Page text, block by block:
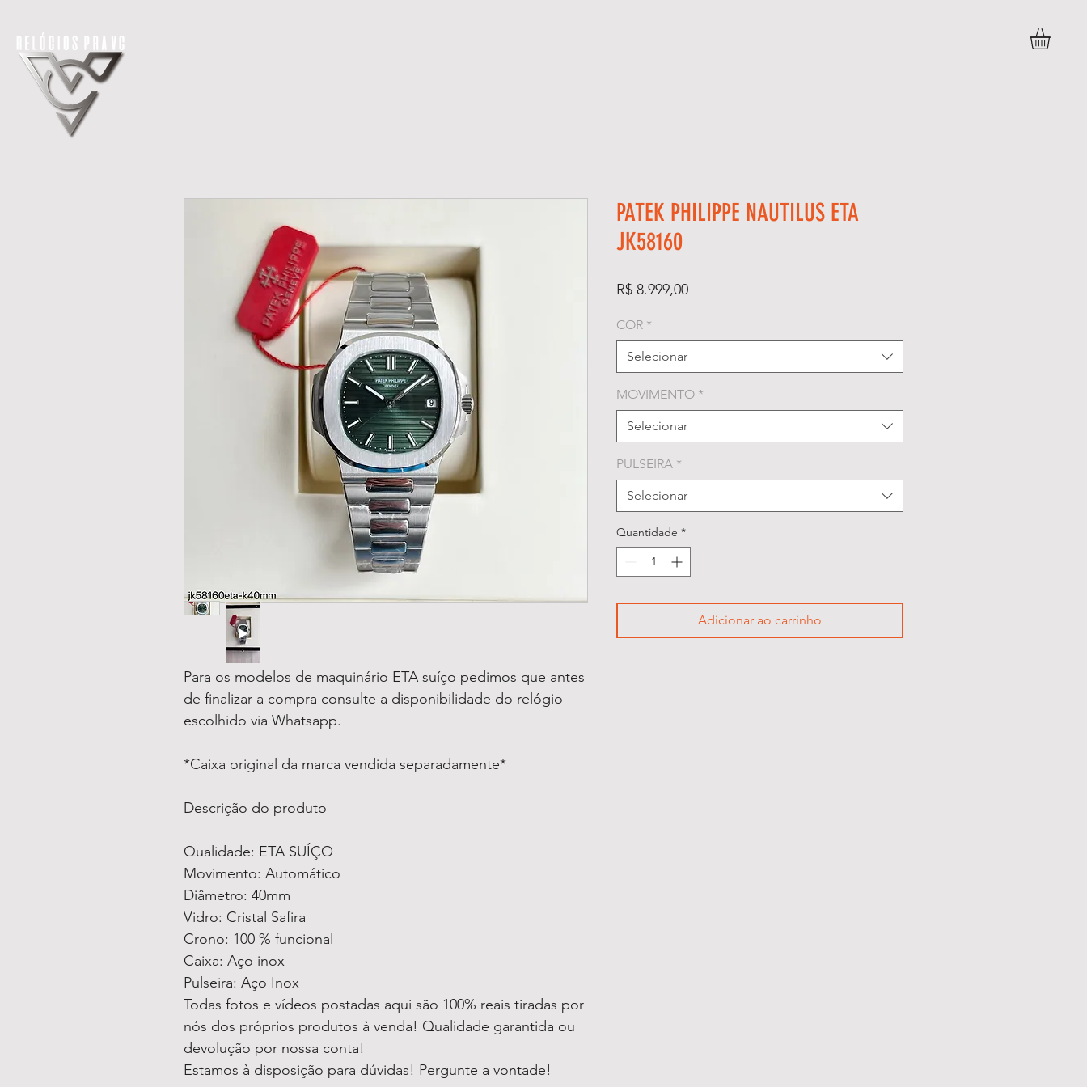
Para os modelos de maquinário ETA suíço pedimos que antes
de finalizar a compra consulte a disponibilidade do relógio
escolhido via Whatsapp.
*Caixa original da marca vendida separadamente*
Descrição do produto
Qualidade: ETA SUÍÇO
Movimento: Automático
Diâmetro: 40mm
Vidro: Cristal Safira
Crono: 100 % funcional
Caixa: Aço inox
Pulseira: Aço Inox
Todas fotos e vídeos postadas aqui são 100% reais tiradas por
nós dos próprios produtos à venda! Qualidade garantida ou
devolução por nossa conta!
Estamos à disposição para dúvidas! Pergunte a vontade!
PATEK PHILIPPE NAUTILUS ETA
JK58160
R$ 8.999,00Preço
COR *
Selecionar
MOVIMENTO *
Selecionar
PULSEIRA *
Selecionar
Quantidade *
Adicionar ao carrinho